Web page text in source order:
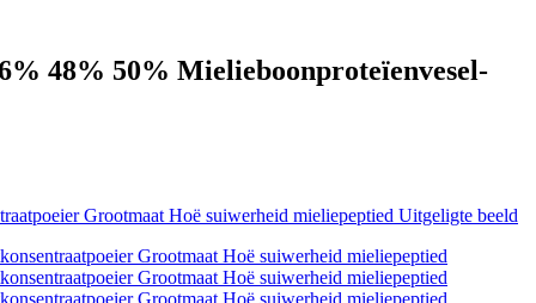
48% 50% Mielieboonproteïenvesel-